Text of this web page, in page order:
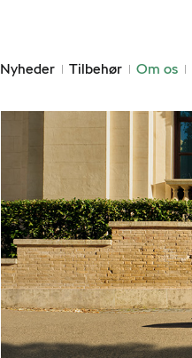
Nyheder Tilbehør Om os